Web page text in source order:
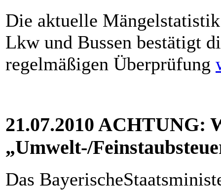
Die aktuelle
Lkw und Bussen bestätigt
regelmäßigen Überprüfung
21.07.2010 ACHTUNG:
„Umwelt-/
Das